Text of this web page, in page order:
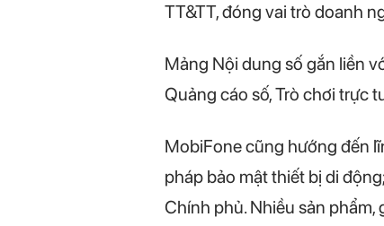
TT&TT, đóng vai trò doanh
Mảng Nội dung số gắn liền
Quảng cáo số, Trò chơi trực
MobiFone cũng hướng đến
pháp bảo mật thiết bị di
Chính phủ. Nhiều sản